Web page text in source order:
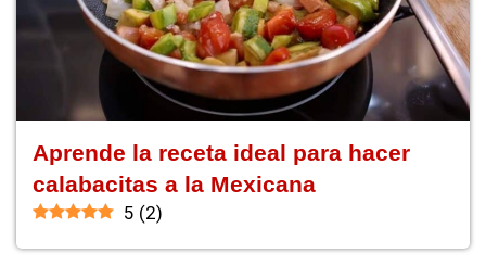
Aprende la receta ideal para hacer
calabacitas a la Mexicana
5 (2)